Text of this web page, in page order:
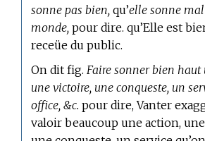
sonne pas bien, qu’elle sonne
monde, pour dire. qu’Elle est
receüe du public.
On dit fig.Faire sonner bien haut
une victoire, une conqueste, un
office, &c. pour dire, Vanter
valoir beaucoup une action,